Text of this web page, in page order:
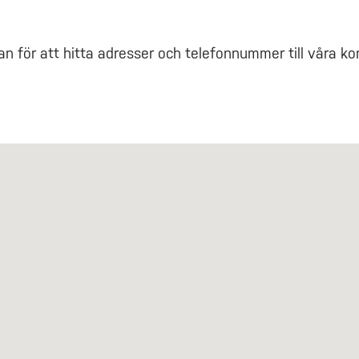
för att hitta adresser och telefonnummer till våra